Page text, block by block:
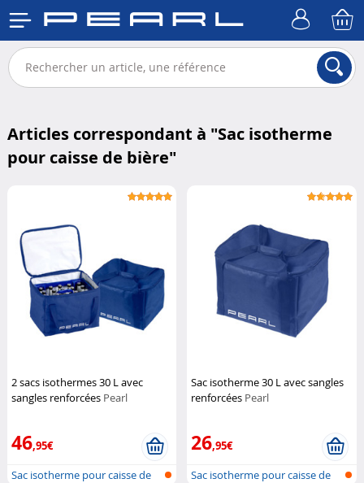
Articles correspondant à "Sac isotherme
pour caisse de bière"
2 sacs isothermes 30 L avec
sangles renforcées Pearl
46,95€
Sac isotherme pour caisse de
Sac isotherme 30 L avec sangles
renforcées Pearl
26,95€
Sac isotherme pour caisse de